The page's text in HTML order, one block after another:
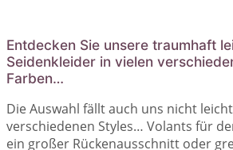
Entdecken Sie unsere traumhaft
Seidenkleider in vielen
Farben…
Die Auswahl fällt auch uns nicht
verschiedenen Styles… Volants für
ein großer Rückenausschnitt oder